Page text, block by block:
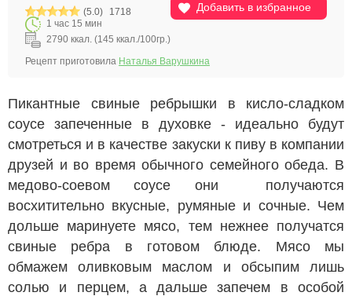
Добавить в избранное
(5.0)
1718
1 час 15 мин
2790 ккал. (145 ккал./100гр.)
Рецепт приготовила Наталья Варушкина
Пикантные свиные ребрышки в кисло-сладком
соусе запеченные в духовке - идеально будут
смотреться и в качестве закуски к пиву в компании
друзей и во время обычного семейного обеда. В
медово-соевом соусе они получаются
восхитительно вкусные, румяные и сочные. Чем
дольше маринуете мясо, тем нежнее получатся
свиные ребра в готовом блюде. Мясо мы
обмажем оливковым маслом и обсыпим лишь
солью и перцем, а дальше запечем в особой